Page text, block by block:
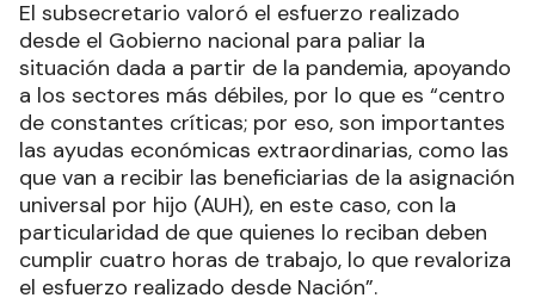
El subsecretario valoró el esfuerzo realizado
desde el Gobierno nacional para paliar la
situación dada a partir de la pandemia, apoyando
a los sectores más débiles, por lo que es “centro
de constantes críticas; por eso, son importantes
las ayudas económicas extraordinarias, como las
que van a recibir las beneficiarias de la asignación
universal por hijo (AUH), en este caso, con la
particularidad de que quienes lo reciban deben
cumplir cuatro horas de trabajo, lo que revaloriza
el esfuerzo realizado desde Nación”.